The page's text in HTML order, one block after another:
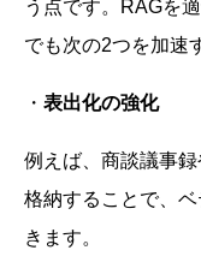
う点です。RAGを
でも次の2つを加速
・ 表出化の強化
例えば、商談議事
格納することで、
きます。